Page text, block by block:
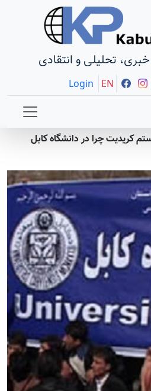
خبری، تحلیلی و انتقادی
Login EN
کریدیت چرا در دانشگاه کابل